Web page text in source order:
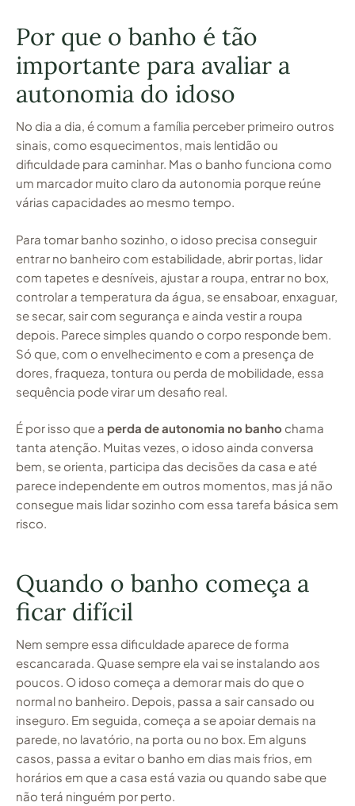
Por que o banho é tão
importante para avaliar a
autonomia do idoso
No dia a dia, é comum a família perceber primeiro outros
sinais, como esquecimentos, mais lentidão ou
dificuldade para caminhar. Mas o banho funciona como
um marcador muito claro da autonomia porque reúne
várias capacidades ao mesmo tempo.
Para tomar banho sozinho, o idoso precisa conseguir
entrar no banheiro com estabilidade, abrir portas, lidar
com tapetes e desníveis, ajustar a roupa, entrar no box,
controlar a temperatura da água, se ensaboar, enxaguar,
se secar, sair com segurança e ainda vestir a roupa
depois. Parece simples quando o corpo responde bem.
Só que, com o envelhecimento e com a presença de
dores, fraqueza, tontura ou perda de mobilidade, essa
sequência pode virar um desafio real.
É por isso que a perda de autonomia no banho chama
tanta atenção. Muitas vezes, o idoso ainda conversa
bem, se orienta, participa das decisões da casa e até
parece independente em outros momentos, mas já não
consegue mais lidar sozinho com essa tarefa básica sem
risco.
Quando o banho começa a
ficar difícil
Nem sempre essa dificuldade aparece de forma
escancarada. Quase sempre ela vai se instalando aos
poucos. O idoso começa a demorar mais do que o
normal no banheiro. Depois, passa a sair cansado ou
inseguro. Em seguida, começa a se apoiar demais na
parede, no lavatório, na porta ou no box. Em alguns
casos, passa a evitar o banho em dias mais frios, em
horários em que a casa está vazia ou quando sabe que
não terá ninguém por perto.